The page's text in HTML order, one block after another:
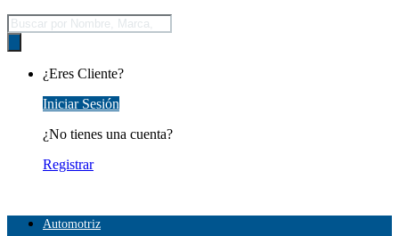
Búsqueda
de
productos
¿Eres Cliente?
Iniciar Sesión
¿No tienes una cuenta?
Registrar
Automotriz